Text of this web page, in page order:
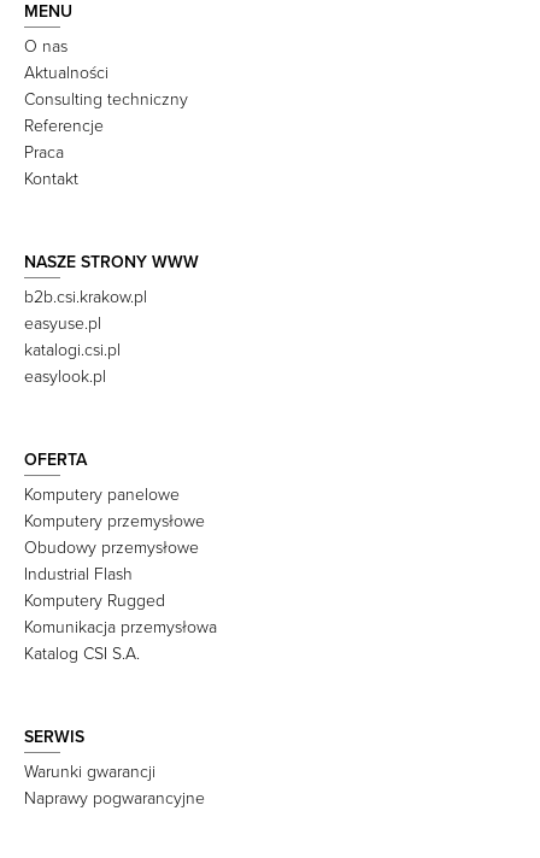
MENU
O nas
Aktualności
Consulting techniczny
Referencje
Praca
Kontakt
NASZE STRONY WWW
b2b.csi.krakow.pl
easyuse.pl
katalogi.csi.pl
easylook.pl
OFERTA
Komputery panelowe
Komputery przemysłowe
Obudowy przemysłowe
Industrial Flash
Komputery Rugged
Komunikacja przemysłowa
Katalog CSI S.A.
SERWIS
Warunki gwarancji
Naprawy pogwarancyjne